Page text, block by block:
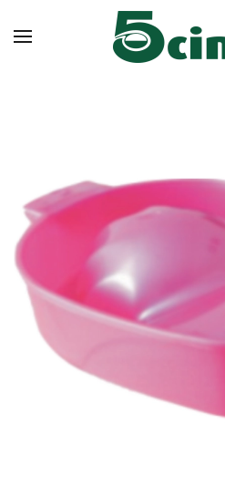
Skip to main content